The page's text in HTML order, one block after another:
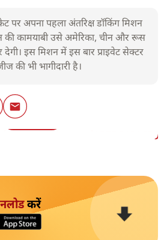
पर अपना पहला अंतरिक्ष डॉकिंग मिशन
की कामयाबी उसे अमेरिका, चीन और रूस
इस मिशन में इस बार प्राइवेट सेक्टर
की भी भागीदारी है।
status/
और पढ़ें
करें